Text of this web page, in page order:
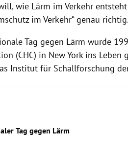
wie Lärm im Verkehr
im Verkehr“ genau richtig.
Tag gegen Lärm wurde
(CHC) in New York ins
Institut für Schallforschung
Tag gegen Lärm